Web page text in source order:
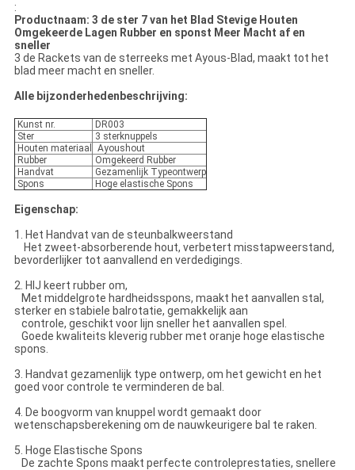
:
Productnaam: 3 de ster 7 van het Blad Stevige Houten
Omgekeerde Lagen Rubber en sponst Meer Macht af en
sneller
3 de Rackets van de sterreeks met Ayous-Blad, maakt tot het
blad meer macht en sneller.
Alle bijzonderhedenbeschrijving:
Kunst nr.
DR003
Ster
3 sterknuppels
Houten materiaal
Ayoushout
Rubber
Omgekeerd Rubber
Handvat
Gezamenlijk Typeontwerp
Spons
Hoge elastische Spons
Eigenschap:
1. Het Handvat van de steunbalkweerstand
Het zweet-absorberende hout, verbetert misstapweerstand,
bevorderlijker tot aanvallend en verdedigings.
2. HIJ keert rubber om,
Met middelgrote hardheidsspons, maakt het aanvallen stal,
sterker en stabiele balrotatie, gemakkelijk aan
controle, geschikt voor lijn sneller het aanvallen spel.
Goede kwaliteits kleverig rubber met oranje hoge elastische
spons.
3. Handvat gezamenlijk type ontwerp, om het gewicht en het
goed voor controle te verminderen de bal.
4. De boogvorm van knuppel wordt gemaakt door
wetenschapsberekening om de nauwkeurigere bal te raken.
5. Hoge Elastische Spons
De zachte Spons maakt perfecte controleprestaties, snellere